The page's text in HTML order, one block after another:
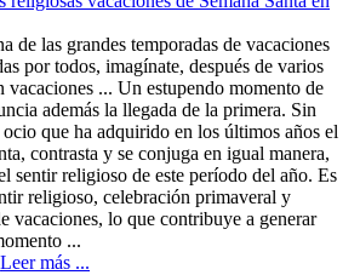
de las grandes temporadas de vacaciones
por todos, imagínate, después de varios
vacaciones ... Un estupendo momento de
además la llegada de la primera. Sin
que ha adquirido en los últimos años el
contrasta y se conjuga en igual manera,
sentir religioso de este período del año. Es
religioso, celebración primaveral y
vacaciones, lo que contribuye a generar
...
Leer más ...